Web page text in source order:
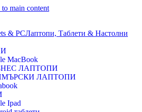
to main content
Лаптопи, Таблети & Настолни
MacBook
ЛАПТОПИ
ЛАПТОПИ
Ipad